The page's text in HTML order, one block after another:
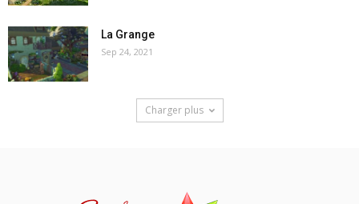
La Grange
Sep 24, 2021
Charger plus